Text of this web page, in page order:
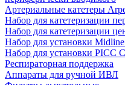
Артериальные катетеры
Набор для катетеризации
Набор для катетеризации
Набор для установки Midline
Набор для установки PICC
Респираторная поддержка
Аппараты для ручной ИВЛ